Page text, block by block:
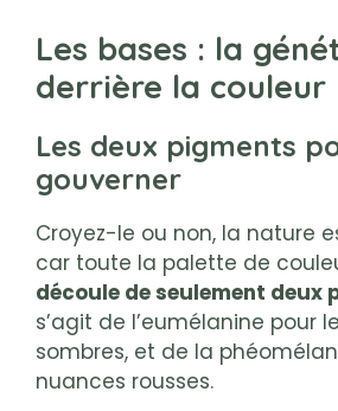
Les bases : la
derrière la couleur
Les deux pigments
gouverner
Croyez-le ou non, la nature
car toute la palette de
découle de seulement deux
s’agit de l’eumélanine pour
sombres, et de la
nuances rousses.